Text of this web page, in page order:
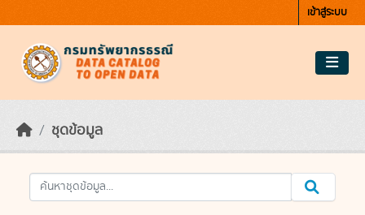
เข้าสู่ระบบ
ชุดข้อมูล